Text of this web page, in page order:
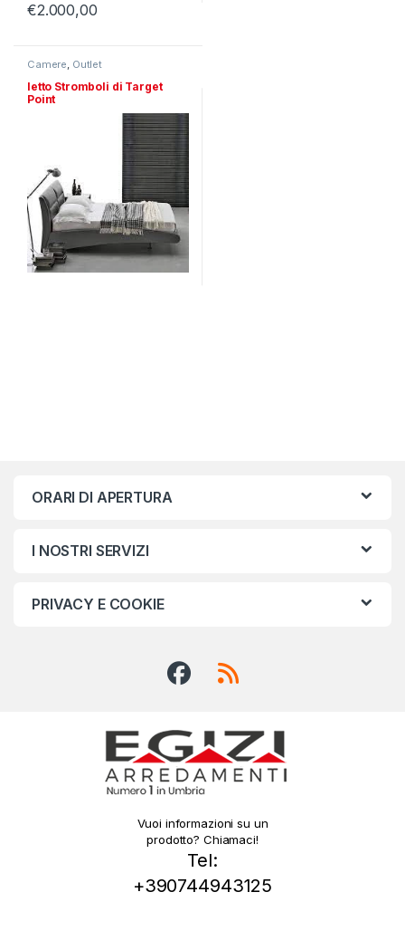
€2.000,00
Camere, Outlet
letto Stromboli di Target
Point
ORARI DI APERTURA
I NOSTRI SERVIZI
PRIVACY E COOKIE
Vuoi informazioni su un
prodotto? Chiamaci!
Tel:
+390744943125